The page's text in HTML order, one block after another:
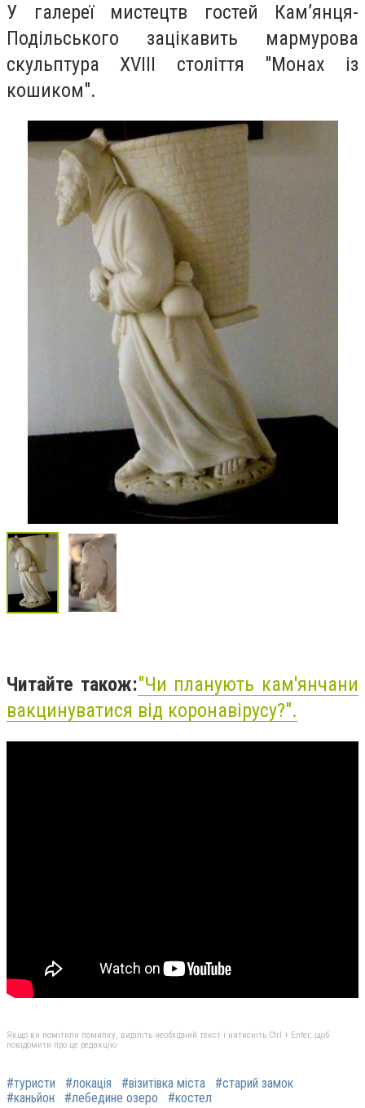
У галереї мистецтв гостей Кам’янця-
Подільського зацікавить мармурова
скульптура XVIII століття "Монах із
кошиком".
Читайте також:"Чи планують кам'янчани
вакцинуватися від коронавірусу?".
Якщо ви помітили помилку, виділіть необхідний текст і натисніть Ctrl + Enter, щоб
повідомити про це редакцію
#туристи #локація #візитівка міста
#старий замок
#каньйон
#лебедине озеро #костел